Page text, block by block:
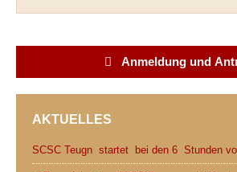
o
e
t
A
p
Anmeldung und
AKTUELLES
SCSC Teugn startet bei den 6 Stunden